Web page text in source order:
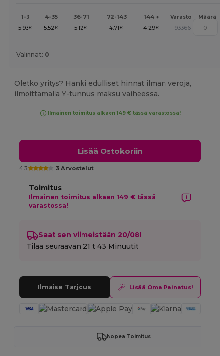
1-3 4-35 36-71 72-143 144 + Varasto Määrä
5.93€ 5.52€ 5.12€ 4.71 € 4.29€ 93366
Valinnat: 0
Oletko yritys? Hanki edulliset hinnat ilman veroja,
ilmoittamalla Y-tunnus maksu vaiheessa.
Ilmainen toimitus alkaen 149 € tässä varastossa!
Lisää Ostokoriin
4.3 3 Arvostelut
Toimitus
Ilmainen toimitus alkaen 149 € tässä
varastossa!
Saat sen viimeistään 20/08!
Tilaa seuraavan 21 t 43 Minuutit
Ilmaise Tarjous Lisää Oma Painatus!
Nopea Toimitus